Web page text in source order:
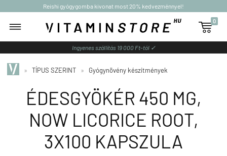
Reishi gyógygomba kivonat most 20% kedvezménnyel!

0
Ingyenes szállítás 19 000 Ft-tól ✓
» TÍPUS SZERINT » Gyógynövény készítmények
ÉDESGYÖKÉR 450 MG,
NOW LICORICE ROOT,
3X100 KAPSZULA